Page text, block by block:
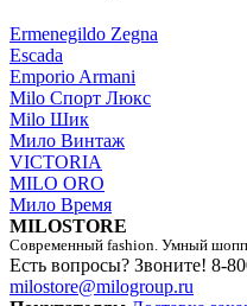
Ermenegildo Zegna
Escada
Emporio Armani
Milo Спорт Люкс
Milo Шик
Мило Винтаж
VICTORIA
MILO ORO
Мило Время
MILOSTORE
Современный fashion. Умный
Есть вопросы? Звоните! 8-
milostore@milogroup.ru